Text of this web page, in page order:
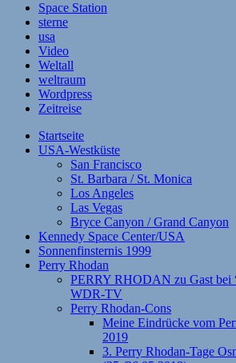
Space Station
sterne
usa
Video
Weltall
weltraum
Wordpress
Zeitreise
Startseite
USA-Westküste
San Francisco
St. Barbara / St. Monica
Los Angeles
Las Vegas
Bryce Canyon / Grand Canyon
Kennedy Space Center/USA
Sonnenfinsternis 1999
Perry Rhodan
PERRY RHODAN zu Gast bei
WDR-TV
Perry Rhodan-Cons
Meine Eindrücke vom
2019
3. Perry Rhodan-Tage